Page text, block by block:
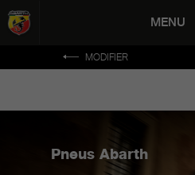
MENU
MODIFIER
Pneus Abarth